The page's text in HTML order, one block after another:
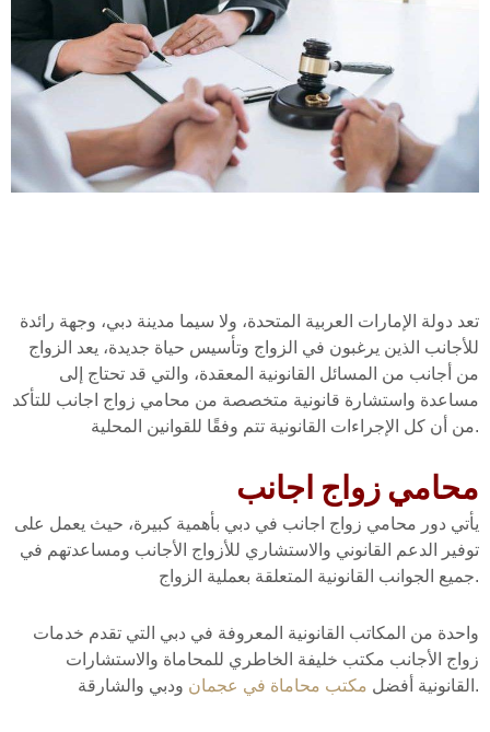
تعد دولة الإمارات العربية المتحدة، ولا سيما مدينة دبي، وجهة رائدة
للأجانب الذين يرغبون في الزواج وتأسيس حياة جديدة، يعد الزواج
من أجانب من المسائل القانونية المعقدة، والتي قد تحتاج إلى
مساعدة واستشارة قانونية متخصصة من محامي زواج اجانب للتأكد
من أن كل الإجراءات القانونية تتم وفقًا للقوانين المحلية.
محامي زواج اجانب
يأتي دور محامي زواج اجانب في دبي بأهمية كبيرة، حيث يعمل على
توفير الدعم القانوني والاستشاري للأزواج الأجانب ومساعدتهم في
جميع الجوانب القانونية المتعلقة بعملية الزواج.
واحدة من المكاتب القانونية المعروفة في دبي التي تقدم خدمات
زواج الأجانب مكتب خليفة الخاطري للمحاماة والاستشارات
القانونية أفضل مكتب محاماة في عجمان ودبي والشارقة.